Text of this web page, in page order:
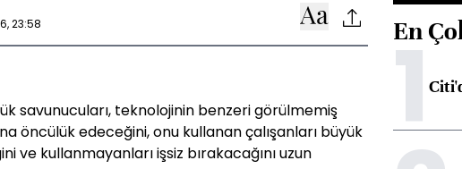
23:58
savunucuları, teknolojinin benzeri görülmemiş
öncülük edeceğini, onu kullanan çalışanları büyük
ve kullanmayanları işsiz bırakacağını uzun
En
1